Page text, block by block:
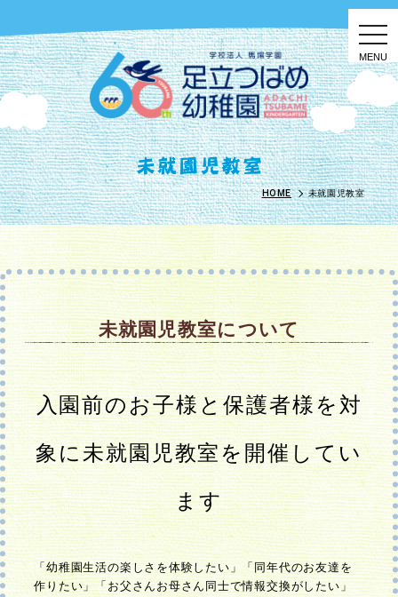
HOME 未就園児教室
未就園児教室について
入園前のお子様と保護者様を対
象に未就園児教室を開催してい
ます
「幼稚園生活の楽しさを体験したい」「同年代のお友達を
作りたい」「お父さんお母さん同士で情報交換がしたい」